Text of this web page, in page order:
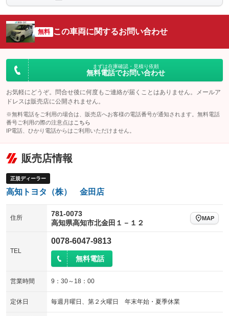
：装備なし ：装備なし
サイドカメラ
：装備なし ルーフレール
：装備なし
：装備なし
：装備なし
無料 この車両に関するお問い合わせ
まずは在庫確認・見積り依頼
無料電話でお問い合わせ
お気軽にどうぞ。問合せ後に何度もご連絡が届くことはありません。メールア
ドレスは販売店に公開されません。
※無料電話をご利用の場合は、販売店へお客様の電話番号が通知されます。無料電話
番号ご利用の際の注意点は こちら
IP電話、ひかり電話からはご利用いただけません。
販売店情報
正規ディーラー
高知トヨタ（株） 金田店
住所
781-0073
高知県高知市北金田１－１２
MAP
TEL
0078-6047-9813
無料電話
営業時間 9：30～18：00
定休日 毎週月曜日、第２火曜日 年末年始・夏季休業